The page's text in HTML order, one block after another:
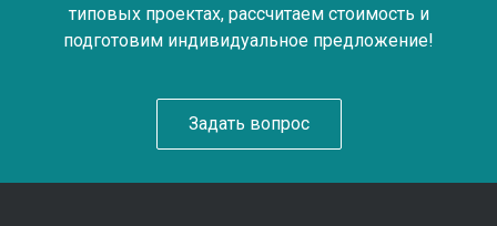
типовых проектах, рассчитаем стоимость и
подготовим индивидуальное предложение!
Задать вопрос